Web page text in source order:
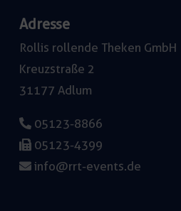
Adresse
Rollis rollende Theken GmbH
Kreuzstraße 2
31177 Adlum
05123-8866
05123-4399
info@rrt-events.de